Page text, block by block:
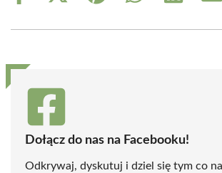
(Twitter)
Dołącz do nas na Facebooku!
Odkrywaj, dyskutuj i dziel się tym co